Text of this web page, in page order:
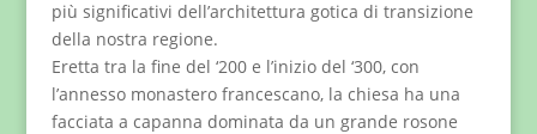
più significativi dell’architettura gotica di transizione
della nostra regione.
Eretta tra la fine del ‘200 e l’inizio del ‘300, con
l’annesso monastero francescano, la chiesa ha una
facciata a capanna dominata da un grande rosone